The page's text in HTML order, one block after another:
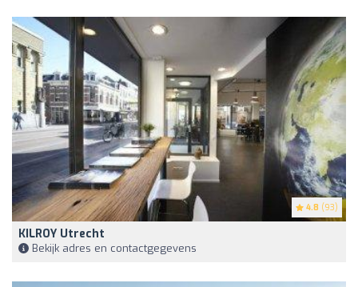
4.8 (93)
KILROY Utrecht
Bekijk adres en contactgegevens